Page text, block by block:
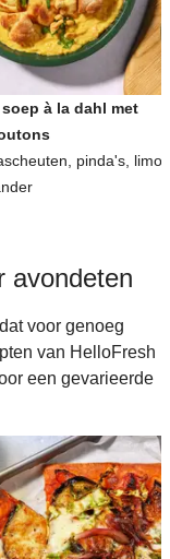
à la dahl met
pinda's,
avondeten
voor genoeg
van HelloFresh
een gevarieerde